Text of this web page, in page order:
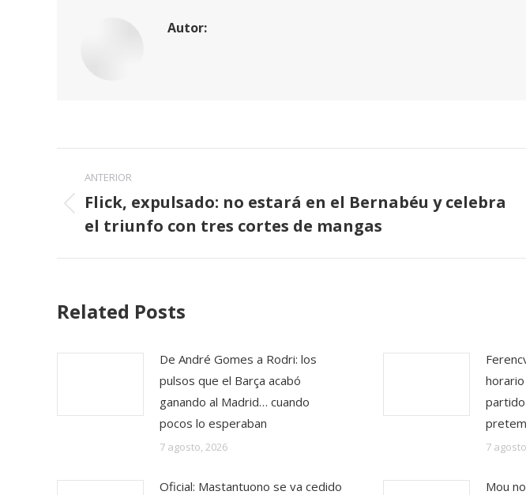
Autor:
Navegación
entre
publicaciones
ANTERIOR
Publicación
anterior:
Flick, expulsado: no estará en el Bernabéu y celebra
el triunfo con tres cortes de mangas
Related Posts
De André Gomes a Rodri: los
pulsos que el Barça acabó
ganando al Madrid… cuando
pocos lo esperaban
7 agosto, 2026 7
Oficial: Mastantuono se va cedido
Mou